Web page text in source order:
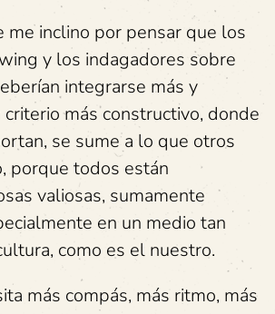
me inclino por pensar que los
y los indagadores sobre
integrarse más y
más constructivo, donde
se sume a lo que otros
porque todos están
valiosas, sumamente
en un medio tan
como es el nuestro.
más compás, más ritmo, más